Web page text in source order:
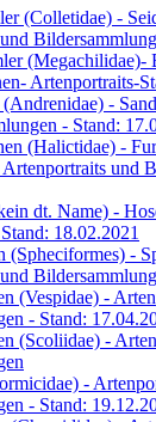
(Colletidae) -
(Megachilidae)-
Artenportraits-
(Andrenidae) -
- Stand:
(Halictidae) -
und
dt. Name) -
18.02.2021
(Spheciformes) -
(Vespidae) -
- Stand:
(Scoliidae) -
-
- Stand: